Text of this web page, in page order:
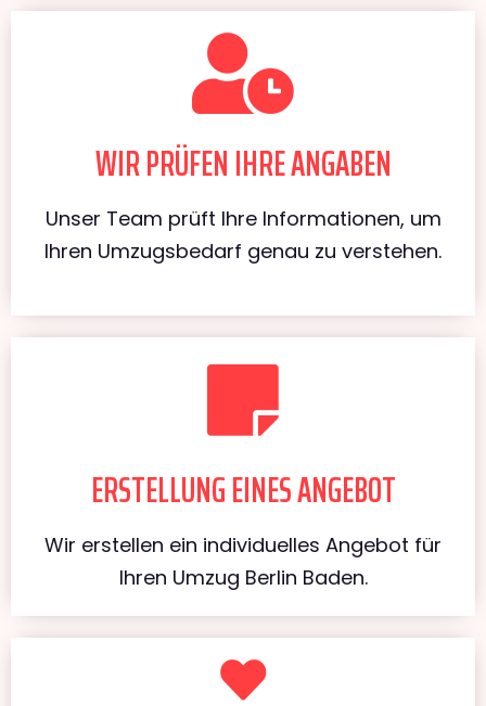
WIR PRÜFEN IHRE ANGABEN
Unser Team prüft Ihre Informationen, um
Ihren Umzugsbedarf genau zu verstehen.
ERSTELLUNG EINES ANGEBOT
Wir erstellen ein individuelles Angebot für
Ihren Umzug Berlin Baden.